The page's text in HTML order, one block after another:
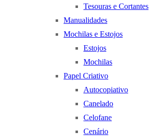
Tesouras e Cortantes
Manualidades
Mochilas e Estojos
Estojos
Mochilas
Papel Criativo
Autocopiativo
Canelado
Celofane
Cenário